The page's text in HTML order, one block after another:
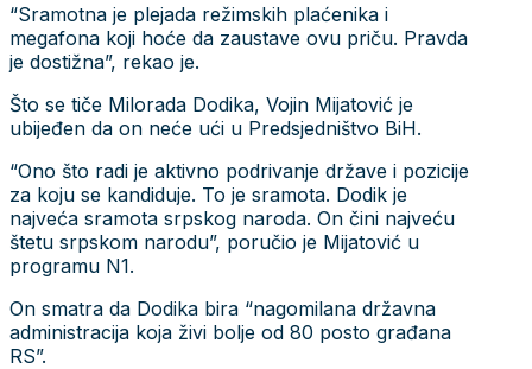
“Sramotna je plejada režimskih plaćenika i
megafona koji hoće da zaustave ovu priču. Pravda
je dostižna”, rekao je.
Što se tiče Milorada Dodika, Vojin Mijatović je
ubijeđen da on neće ući u Predsjedništvo BiH.
“Ono što radi je aktivno podrivanje države i pozicije
za koju se kandiduje. To je sramota. Dodik je
najveća sramota srpskog naroda. On čini najveću
štetu srpskom narodu”, poručio je Mijatović u
programu N1.
On smatra da Dodika bira “nagomilana državna
administracija koja živi bolje od 80 posto građana
RS”.